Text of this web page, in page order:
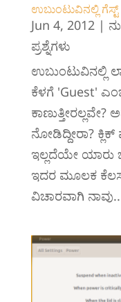
ಉಬುಂಟುವಿನಲ್ಲಿ
Jun 4, 2012|
ಪ್ರಶ್ನೆಗಳು
ಉಬುಂಟುವಿನಲ್ಲಿ
ಕೆಳಗೆ ‌'Guest'
ನೋಡಿದ್ದೀರಾ?
ಇಲ್ಲದೆಯೇ ಯಾರು
ಇದರ ಮೂಲಕ
ವಿಚಾರವಾಗಿ